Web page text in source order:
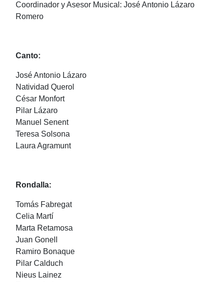
Coordinador y Asesor Musical: José Antonio Lázaro
Romero
Canto:
José Antonio Lázaro
Natividad Querol
César Monfort
Pilar Lázaro
Manuel Senent
Teresa Solsona
Laura Agramunt
Rondalla:
Tomás Fabregat
Celia Martí
Marta Retamosa
Juan Gonell
Ramiro Bonaque
Pilar Calduch
Nieus Lainez